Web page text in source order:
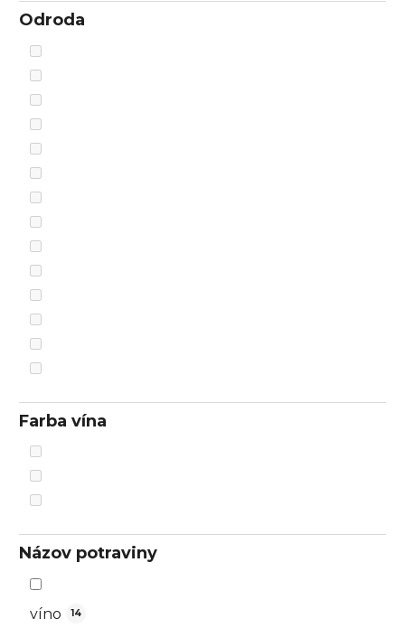
Odroda
Farba vína
Názov potraviny
víno 14